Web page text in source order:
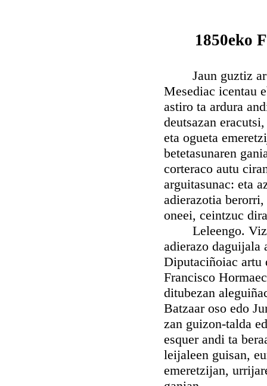
1850eko
Jaun guztiz
Mesediac icentau
astiro ta ardura
deutsazan
eta ogueta
betetasunaren
corteraco autu
arguitasunac: eta
adierazotia
oneei, ceintzuc
Leleengo.
adierazo daguijala
Diputaciñoiac artu
Francisco
ditubezan
Batzaar oso edo
zan guizon-talda
esquer andi ta
leijaleen guisan,
emeretzijan,